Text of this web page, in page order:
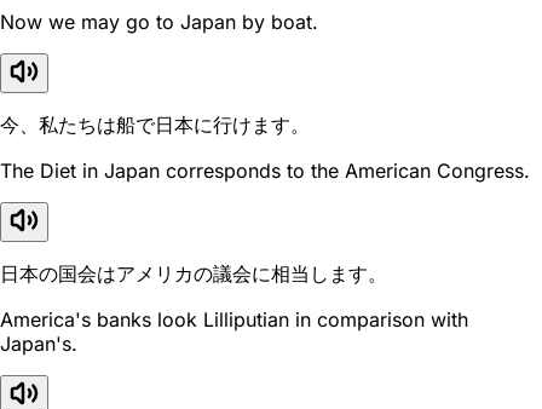
Now we may go to Japan by boat.
今、私たちは船で日本に行けます。
The Diet in Japan corresponds to the American Congress.
日本の国会はアメリカの議会に相当します。
America's banks look Lilliputian in comparison with
Japan's.